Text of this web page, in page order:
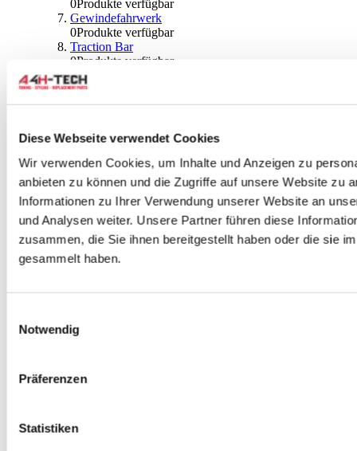
Diese Webseite verwendet Cookies
Wir verwenden Cookies, um Inhalte und Anzeigen zu
anbieten zu können und die Zugriffe auf unsere Website zu
Informationen zu Ihrer Verwendung unserer Website an
und Analysen weiter. Unsere Partner führen diese
zusammen, die Sie ihnen bereitgestellt haben oder die sie
gesammelt haben.
Notwendig
Präferenzen
Statistiken
0Produkte verfügbar
Gewindefahrwerk
0Produkte verfügbar
Traction Bar
0Produkte verfügbar
Stabilisator & Zubehör
0Produkte verfügbar
Kugeln & Abdeckungen
Radlagern & Naben
0Produkte verfügbar
Räder und Zubehör
0Produkte verfügbar
Spurverbreiterungen
0Produkte verfügbar
Radmuttern
0Produkte verfügbar
Bremsen